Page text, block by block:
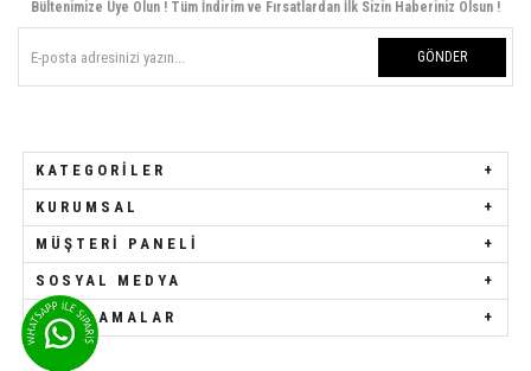
Bültenimize Üye Olun ! Tüm İndirim ve Fırsatlardan İlk Sizin Haberiniz Olsun !
GÖNDER
KATEGORILER
KURUMSAL
MÜŞTERI PANELI
SOSYAL MEDYA
UYGULAMALAR